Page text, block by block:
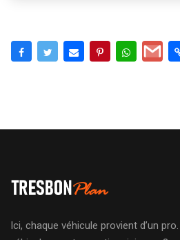
Ici, chaque véhicule provient d’un